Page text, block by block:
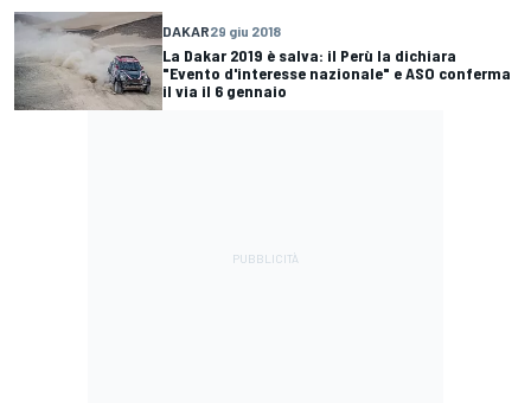
DAKAR29 giu 2018
La Dakar 2019 è salva: il Perù la dichiara
"Evento d'interesse nazionale" e ASO conferma
il via il 6 gennaio